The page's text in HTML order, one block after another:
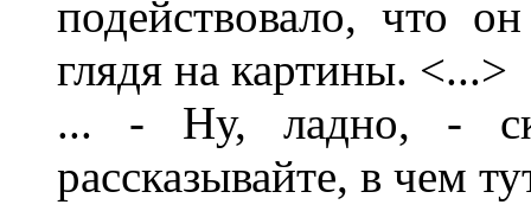
подействовало, что
глядя на картины. <...>
... - Ну, ладно, -
рассказывайте, в чем